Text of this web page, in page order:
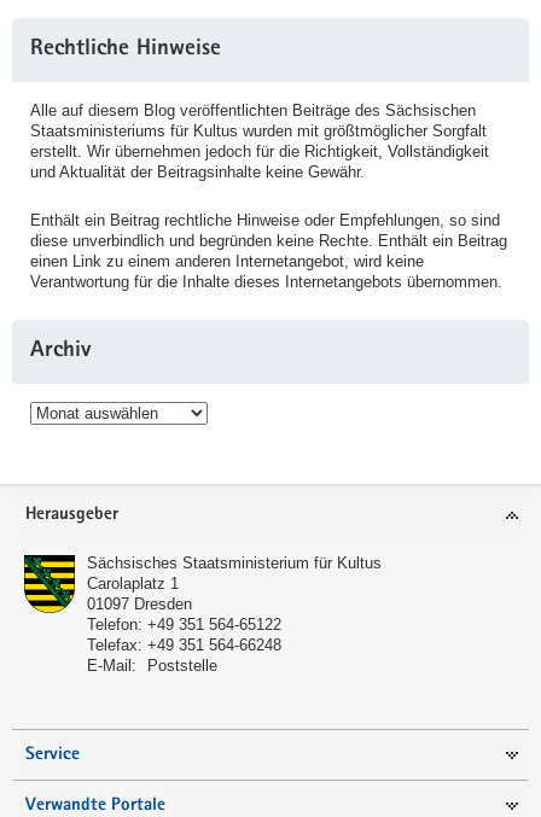
Rechtliche Hinweise
Alle auf diesem Blog veröffentlichten Beiträge des Sächsischen
Staatsministeriums für Kultus wurden mit größtmöglicher Sorgfalt
erstellt. Wir übernehmen jedoch für die Richtigkeit, Vollständigkeit
und Aktualität der Beitragsinhalte keine Gewähr.
Enthält ein Beitrag rechtliche Hinweise oder Empfehlungen, so sind
diese unverbindlich und begründen keine Rechte. Enthält ein Beitrag
einen Link zu einem anderen Internetangebot, wird keine
Verantwortung für die Inhalte dieses Internetangebots übernommen.
Archiv
Archiv
Service
Herausgeber
Sächsisches Staatsministerium für Kultus
Carolaplatz 1
01097 Dresden
Telefon: +49 351 564-65122
Telefax: +49 351 564-66248
E-Mail:
Poststelle
Service
Verwandte Portale